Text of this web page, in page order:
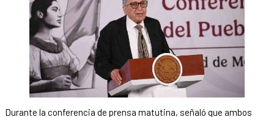
Durante la conferencia de prensa matutina, señaló que ambos